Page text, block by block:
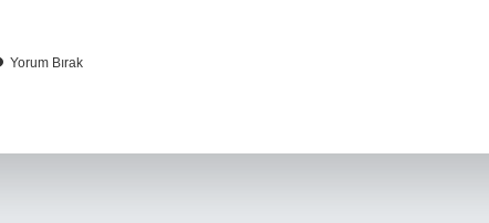
Yorum Bırak